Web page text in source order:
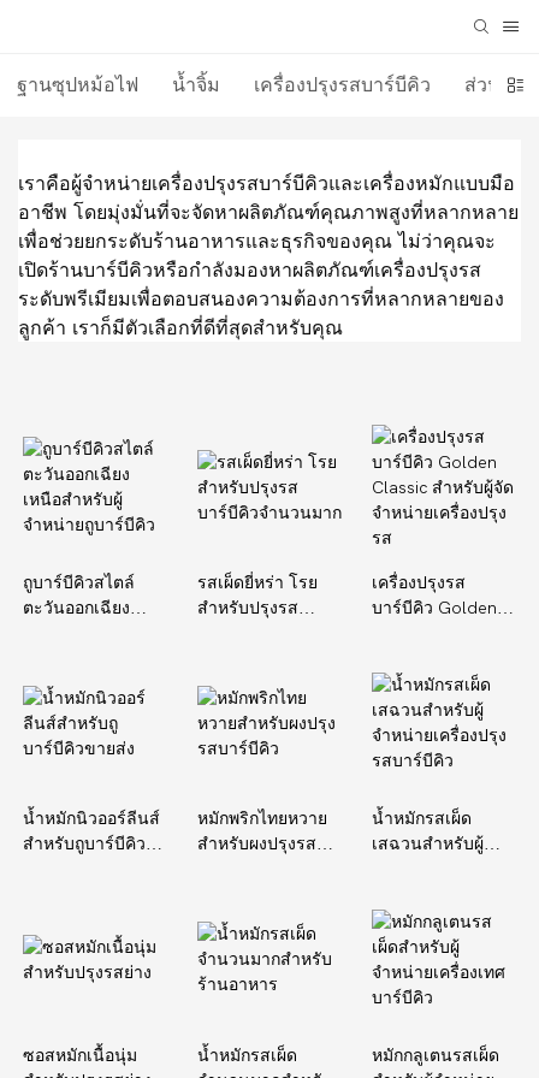
ฐานซุปหม้อไฟ น้ำจิ้ม เครื่องปรุงรสบาร์บีคิว ส่วนผสม
เราคือผู้จำหน่ายเครื่องปรุงรสบาร์บีคิวและเครื่องหมักแบบมือ
อาชีพ โดยมุ่งมั่นที่จะจัดหาผลิตภัณฑ์คุณภาพสูงที่หลากหลาย
เพื่อช่วยยกระดับร้านอาหารและธุรกิจของคุณ ไม่ว่าคุณจะ
เปิดร้านบาร์บีคิวหรือกำลังมองหาผลิตภัณฑ์เครื่องปรุงรส
ระดับพรีเมียมเพื่อตอบสนองความต้องการที่หลากหลายของ
ถูบาร์บีคิวสไตล์
ตะวันออกเฉียง
รสเผ็ดยี่หร่า โรย
สำหรับปรุงรส
เครื่องปรุงรส
บาร์บีคิว Golden
รส
น้ำหมักนิวออร์ลีนส์
สำหรับถูบาร์บีคิว
หมักพริกไทยหวาย
สำหรับผงปรุงรส
น้ำหมักรสเผ็ด
เสฉวนสำหรับผู้
ซอสหมักเนื้อนุ่ม
น้ำหมักรสเผ็ด
หมักกลูเตนรสเผ็ด